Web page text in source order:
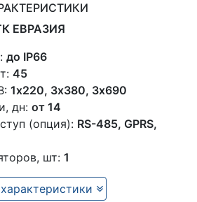
ЕВРАЗИЯ
до IP66
45
1x220, 3х380, 3х690
дн: от 14
(опция): RS-485, GPRS,
шт: 1